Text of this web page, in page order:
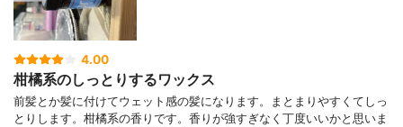
4.00
柑橘系のしっとりするワックス
前髪とか髪に付けてウェット感の髪になります。まとまりやすくてしっ
とりします。柑橘系の香りです。香りが強すぎなく丁度いいかと思いま